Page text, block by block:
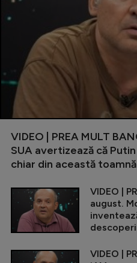
VIDEO | PREA MULT
SUA avertizează că
chiar din această toamnă
VIDEO |
august.
VIDEO |